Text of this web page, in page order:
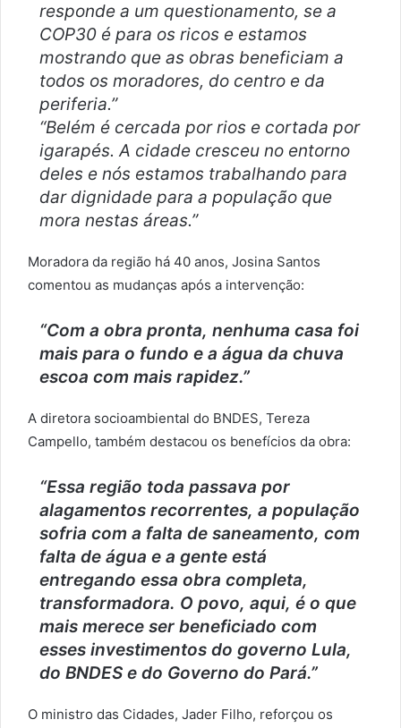
responde a um questionamento, se a
COP30 é para os ricos e estamos
mostrando que as obras beneficiam a
todos os moradores, do centro e da
periferia.”
“Belém é cercada por rios e cortada por
igarapés. A cidade cresceu no entorno
deles e nós estamos trabalhando para
dar dignidade para a população que
mora nestas áreas.”
Moradora da região há 40 anos, Josina Santos
comentou as mudanças após a intervenção:
“Com a obra pronta, nenhuma casa foi
mais para o fundo e a água da chuva
escoa com mais rapidez.”
A diretora socioambiental do BNDES, Tereza
Campello, também destacou os benefícios da obra:
“Essa região toda passava por
alagamentos recorrentes, a população
sofria com a falta de saneamento, com
falta de água e a gente está
entregando essa obra completa,
transformadora. O povo, aqui, é o que
mais merece ser beneficiado com
esses investimentos do governo Lula,
do BNDES e do Governo do Pará.”
O ministro das Cidades, Jader Filho, reforçou os